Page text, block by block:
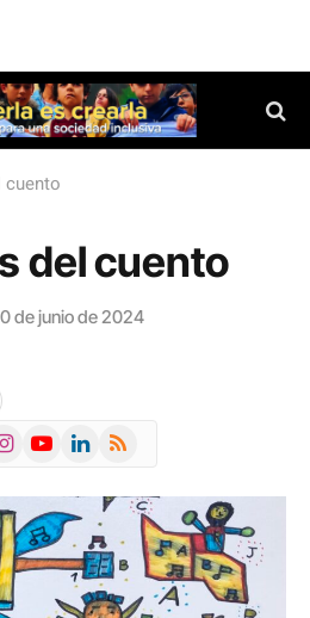
cuento
del cuento
de junio de 2024
YouTubeLinkedIn
RSS